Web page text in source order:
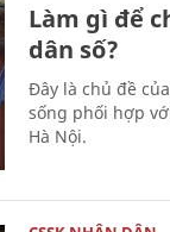
Làm gì để
dân số?
Đây là chủ đề
sống phối hợp
Hà Nội.